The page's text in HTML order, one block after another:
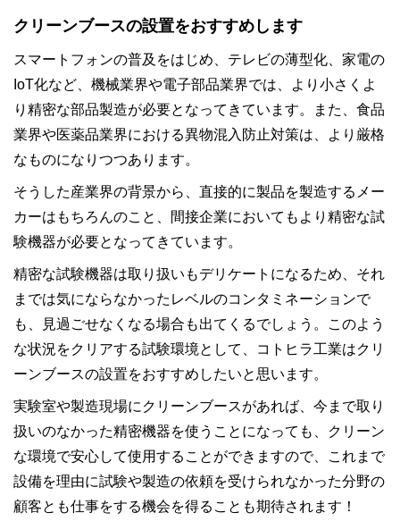
クリーンブースの設置をおすすめします
スマートフォンの普及をはじめ、テレビの薄型化、家電の
IoT化など、機械業界や電子部品業界では、より小さくよ
り精密な部品製造が必要となってきています。また、食品
業界や医薬品業界における異物混入防止対策は、より厳格
なものになりつつあります。
そうした産業界の背景から、直接的に製品を製造するメー
カーはもちろんのこと、間接企業においてもより精密な試
験機器が必要となってきています。
精密な試験機器は取り扱いもデリケートになるため、それ
までは気にならなかったレベルのコンタミネーションで
も、見過ごせなくなる場合も出てくるでしょう。このよう
な状況をクリアする試験環境として、コトヒラ工業はクリ
ーンブースの設置をおすすめしたいと思います。
実験室や製造現場にクリーンブースがあれば、今まで取り
扱いのなかった精密機器を使うことになっても、クリーン
な環境で安心して使用することができますので、これまで
設備を理由に試験や製造の依頼を受けられなかった分野の
顧客とも仕事をする機会を得ることも期待されます！